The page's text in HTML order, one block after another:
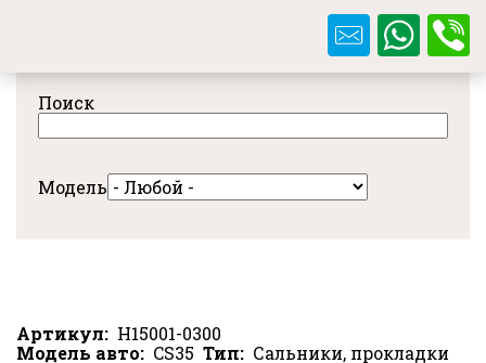
содержанию
Поиск
Модель
Артикул
H15001-0300
Модель авто
CS35 Тип
Сальники, прокладки